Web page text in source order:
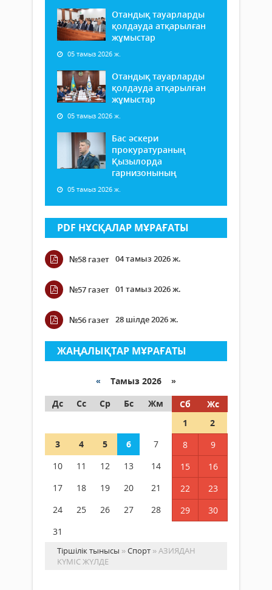
Отандық тауарларды
қолдауда атқарылған
жұмыстар
05 тамыз 2026 ж.
Отандық тауарларды
қолдауда атқарылған
жұмыстар
05 тамыз 2026 ж.
Бас әскери
прокуратураның
Қызылорда
гарнизонының
05 тамыз 2026 ж.
PDF НҰСҚАЛАР МҰРАҒАТЫ
№58 газет 04 тамыз 2026 ж.
№57 газет 01 тамыз 2026 ж.
№56 газет 28 шілде 2026 ж.
ЖАҢАЛЫҚТАР МҰРАҒАТЫ
« Тамыз 2026 »
Дс
Сс Ср Бс Жм Сб
Жс
1
2
3
4 5 6 7 8
9
10
11 12 13 14 15
16
17
18 19 20 21 22
23
24
25 26 27 28 29
30
31
Тіршілік тынысы »Спорт » АЗИЯДАН
КҮМІС ЖҮЛДЕ